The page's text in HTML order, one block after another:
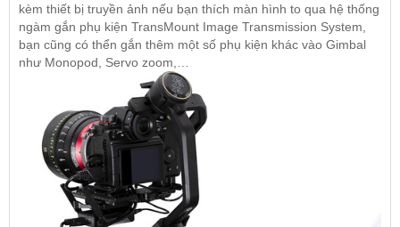
kèm thiết bị truyền ảnh nếu bạn thích màn hình to qua hệ thống
ngàm gắn phụ kiện TransMount Image Transmission System,
bạn cũng có thển gắn thêm một số phụ kiện khác vào Gimbal
như Monopod, Servo zoom,…